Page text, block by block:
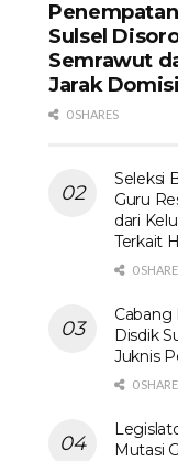
Sulsel
Semrawut
Jarak
0 SHARES
Seleksi
Guru
dari
Terkait
0
Cabang
Disdik
Juknis
0
Mutasi